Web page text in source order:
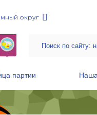
округ
партии